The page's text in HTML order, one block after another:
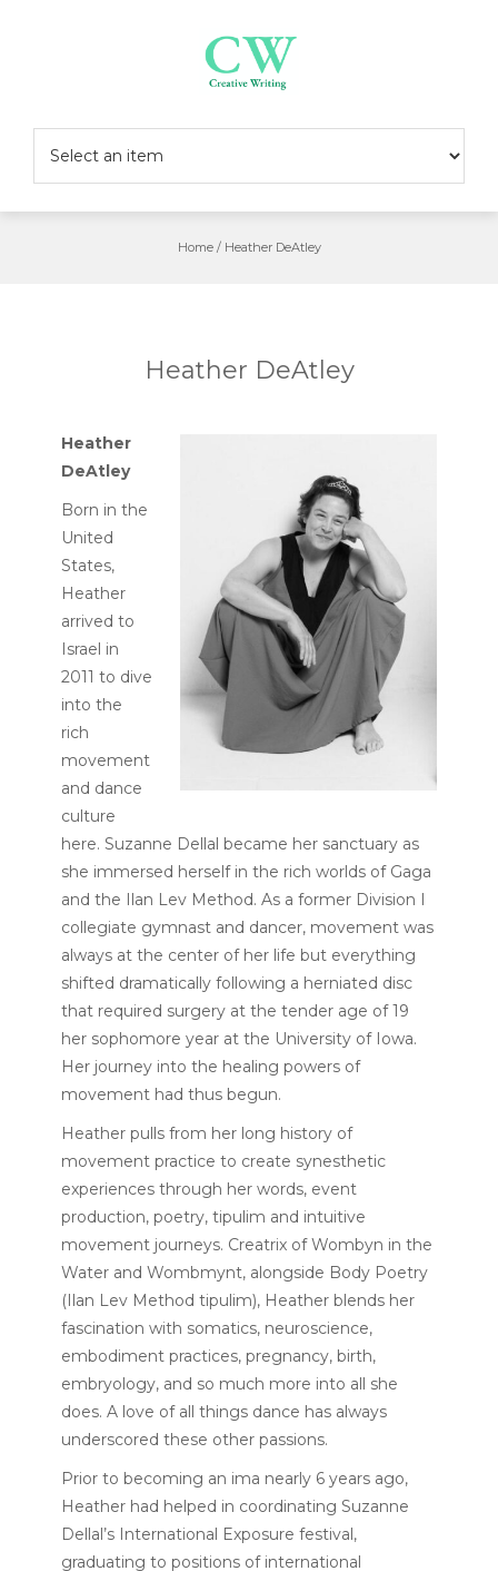
Home/ Heather DeAtley
Heather DeAtley
Heather
DeAtley
Born in the
United
States,
Heather
arrived to
Israel in
2011 to dive
into the
rich
movement
and dance
culture
here. Suzanne Dellal became her sanctuary as
she immersed herself in the rich worlds of Gaga
and the Ilan Lev Method. As a former Division I
collegiate gymnast and dancer, movement was
always at the center of her life but everything
shifted dramatically following a herniated disc
that required surgery at the tender age of 19
her sophomore year at the University of Iowa.
Her journey into the healing powers of
movement had thus begun.
Heather pulls from her long history of
movement practice to create synesthetic
experiences through her words, event
production, poetry, tipulim and intuitive
movement journeys. Creatrix of Wombyn in the
Water and Wombmynt, alongside Body Poetry
(Ilan Lev Method tipulim), Heather blends her
fascination with somatics, neuroscience,
embodiment practices, pregnancy, birth,
embryology, and so much more into all she
does. A love of all things dance has always
underscored these other passions.
Prior to becoming an ima nearly 6 years ago,
Heather had helped in coordinating Suzanne
Dellal’s International Exposure festival,
graduating to positions of international